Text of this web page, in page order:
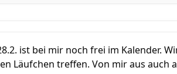
ist bei mir noch frei im Kalender.
Läufchen treffen. Von mir aus auch